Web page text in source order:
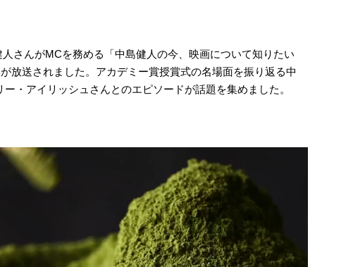
さんがMCを務める「中島健人の今、映画について知りたい
放送されました。アカデミー賞授賞式の名場面を振り返る中
・アイリッシュさんとのエピソードが話題を集めました。